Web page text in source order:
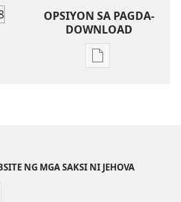
OPSIYON SA PAGDA-
DOWNLOAD
Opsiyon
ANG
NG MGA SAKSI NI JEHOVA